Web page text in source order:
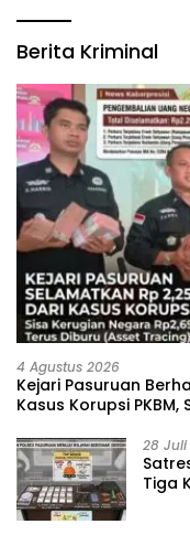
Berita Kriminal
4 Agustus 2026
Kejari Pasuruan
Kasus Korupsi
28 Juli
Tiga